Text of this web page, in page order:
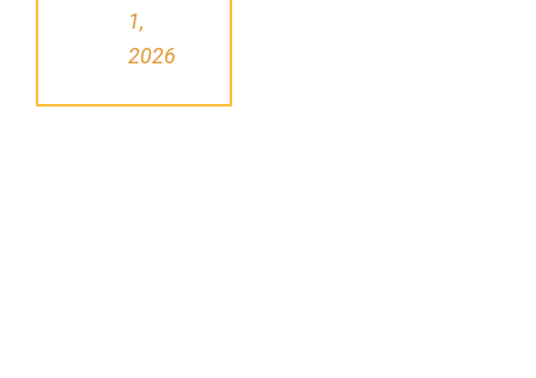
1,
2026